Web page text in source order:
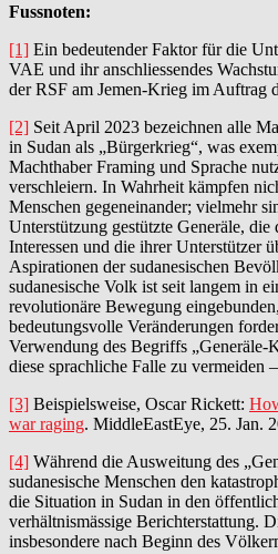
Fussnoten:
[1] Ein bedeutender Faktor für die
VAE und ihr anschliessendes
der RSF am Jemen-Krieg im Auftrag
[2] Seit April 2023 bezeichnen alle
in Sudan als „Bürgerkrieg“, was
Machthaber Framing und Sprache
verschleiern. In Wahrheit kämpfen
Menschen gegeneinander; vielmehr
Unterstützung gestützte Generäle,
Interessen und die ihrer Unterstützer
Aspirationen der sudanesischen
sudanesische Volk ist seit langem in
revolutionäre Bewegung
bedeutungsvolle Veränderungen
Verwendung des Begriffs „Generäle-
diese sprachliche Falle zu vermeiden
[3] Beispielsweise, Oscar Rickett:
war raging. MiddleEastEye, 25. Jan.
[4] Während die Ausweitung des
sudanesische Menschen den
die Situation in Sudan in den
verhältnismässige Berichterstattung.
insbesondere nach Beginn des